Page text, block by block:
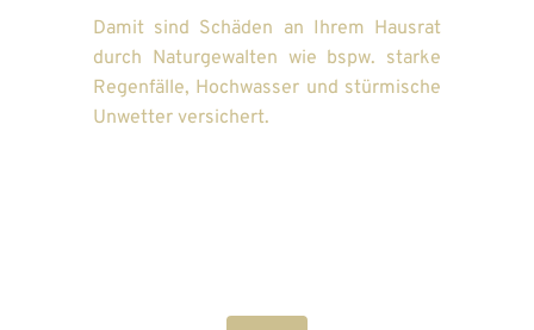
Damit sind Schäden an Ihrem Hausrat
durch Naturgewalten wie bspw. starke
Regenfälle, Hochwasser und stürmische
Unwetter versichert.